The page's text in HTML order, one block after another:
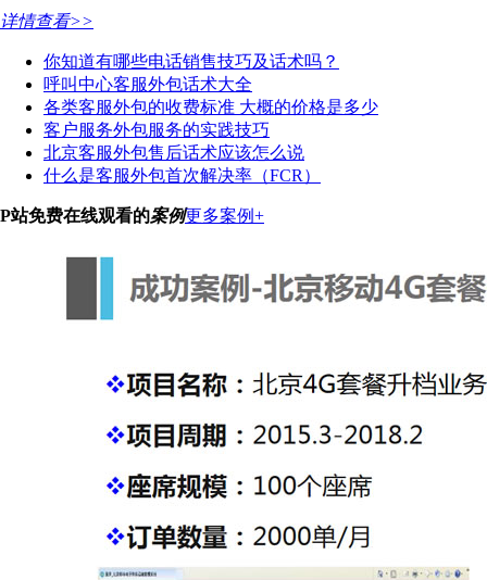
详情查看>>
你知道有哪些电话销售技巧及话术吗？
呼叫中心客服外包话术大全
各类客服外包的收费标准 大概的价格是多少
客户服务外包服务的实践技巧
北京客服外包售后话术应该怎么说
什么是客服外包首次解决率（FCR）
P站免费在线观看的案例更多案例+